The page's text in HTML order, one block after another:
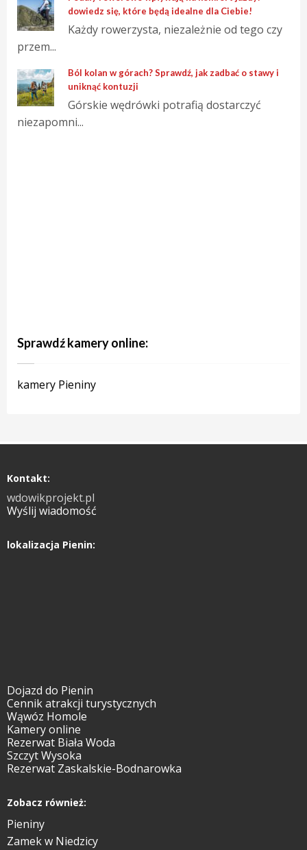
dowiedz się, które będą idealne dla Ciebie!
Każdy rowerzysta, niezależnie od tego czy
przem...
Ból kolan w górach? Sprawdź, jak zadbać o stawy i
uniknąć kontuzji
Górskie wędrówki potrafią dostarczyć
niezapomni...
Sprawdź kamery online:
kamery Pieniny
Kontakt:
wdowikprojekt.pl
Wyślij wiadomość
lokalizacja Pienin:
Dojazd do Pienin
Cennik atrakcji turystycznych
Wąwóz Homole
Kamery online
Rezerwat Biała Woda
Szczyt Wysoka
Rezerwat Zaskalskie-Bodnarowka
Zobacz również:
Pieniny
Zamek w Niedzicy